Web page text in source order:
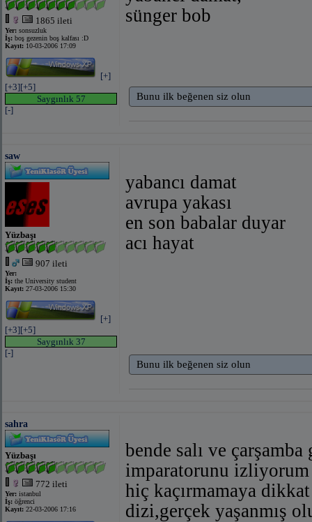
1865 ileti
Yer: sonsuzluk
İş: boş gezenin boş kalfası :D
Kayıt: 10-03-2006 17:09
[+]
[+3][+5]
Saygınlık 57
[-]
sünger bob
Bunu ilk beğenen siz olun
saw
Yüzbaşı
907 ileti
Yer:
İş: the University student
Kayıt: 27-03-2006 15:30
[+]
[+3][+5]
Saygınlık 37
[-]
yabancı damat
avrupa yakası
en son babalar duyar
acı hayat
Bunu ilk beğenen siz olun
sahra
Yüzbaşı
772 ileti
Yer: istanbul
İş: öğrenci
Kayıt: 22-03-2006 17:16
bende salı ve
imparatorunu izliyorum
hiç kaçırmamaya
dizi,gerçek yaşanmış